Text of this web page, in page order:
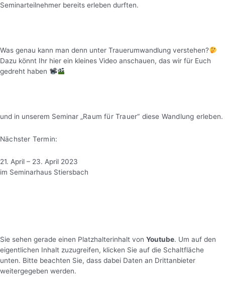
Seminarteilnehmer bereits erleben durften.
Was genau kann man denn unter Trauerumwandlung verstehen?
Dazu könnt Ihr hier ein kleines Video anschauen, das wir für Euch
gedreht haben
und in unserem Seminar „Raum für Trauer“ diese Wandlung erleben.
Nächster Termin:
21. April – 23. April 2023
im Seminarhaus Stiersbach
Sie sehen gerade einen Platzhalterinhalt von Youtube. Um auf den
eigentlichen Inhalt zuzugreifen, klicken Sie auf die Schaltfläche
unten. Bitte beachten Sie, dass dabei Daten an Drittanbieter
weitergegeben werden.